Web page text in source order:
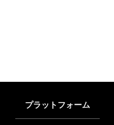
プラットフォーム